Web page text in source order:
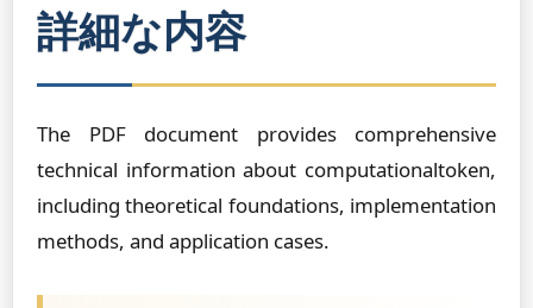
詳細な内容
The PDF document provides comprehensive
technical information about computationaltoken,
including theoretical foundations, implementation
methods, and application cases.